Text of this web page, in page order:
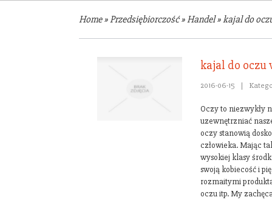
Home»Przedsiębiorczość»Handel»kajal do
kajal do
2016-06-15 |
Oczy to niezwykły
uzewnętrzniać
oczy stanowią
człowieka. Mając
wysokiej klasy
swoją kobiecość i
rozmaitymi
oczu itp. My